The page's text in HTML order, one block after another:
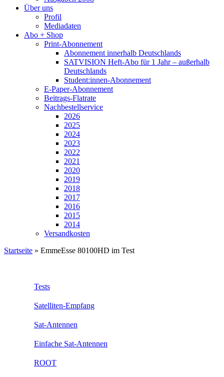
Über uns
Profil
Mediadaten
Abo + Shop
Print-Abonnement
Abonnement innerhalb Deutschlands
SATVISION Heft-Abo für 1 Jahr – außerhalb
Deutschlands
Student:innen-Abonnement
E-Paper-Abonnement
Beitrags-Flatrate
Nachbestellservice
2026
2025
2024
2023
2022
2021
2020
2019
2018
2017
2016
2015
2014
Versandkosten
Startseite » EmmeEsse 80100HD im Test
Tests
Satelliten-Empfang
Sat-Antennen
Einfache Sat-Antennen
ROOT